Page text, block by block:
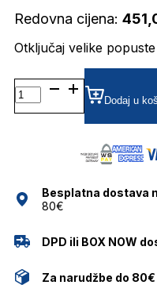
Redovna cijena:
Otključaj velike
MM0100 SUNČANE
NAOČALE
MAX
Dodaj u
Besplatna dostava
80€
DPD ili BOX NOW
Za narudžbe do 80€